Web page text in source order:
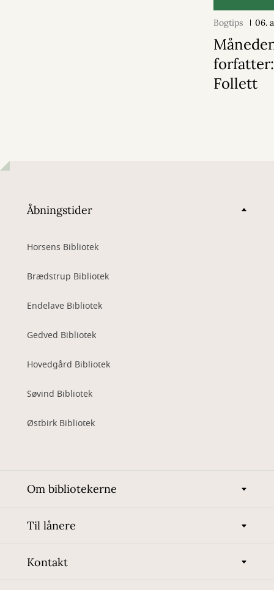
Bogtips 06.
Follett
Åbningstider
Horsens Bibliotek
Brædstrup Bibliotek
Endelave Bibliotek
Gedved Bibliotek
Hovedgård Bibliotek
Søvind Bibliotek
Østbirk Bibliotek
Om bibliotekerne
Til lånere
Kontakt